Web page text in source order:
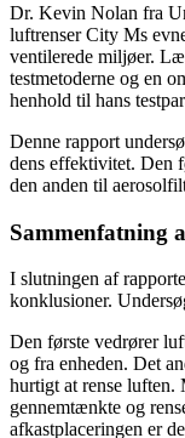
Dr. Kevin Nolan fra
luftrenser City Ms
ventilerede miljøer.
testmetoderne og en
henhold til hans
Denne rapport
dens effektivitet. Den
den anden til
Sammenfatning
I slutningen af
konklusioner.
Den første vedrører
og fra enheden. Det
hurtigt at rense luften.
gennemtænkte og
afkastplaceringen er